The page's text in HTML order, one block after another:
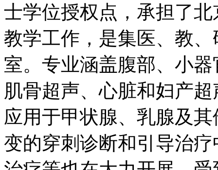
士学位授权点，承担了
教学工作，是集医、教
室。专业涵盖腹部、小
肌骨超声、心脏和妇产
应用于甲状腺、乳腺及
变的穿刺诊断和引导治